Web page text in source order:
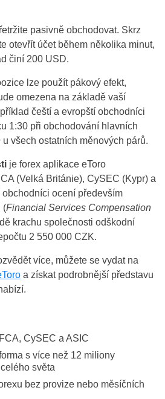
pasivně obchodovat. Skrz
otevřít účet během několika minut,
činí 200 USD.
lze použít pákový efekt,
omezena na základě vaší
čeští a evropští obchodníci
1:30 při obchodování hlavních
všech ostatních měnových párů.
je forex aplikace eToro
(Velká Británie), CySEC (Kypr) a
ocení především
(Financial Services Compensation
krachu společnosti odškodní
2 550 000 CZK.
více, můžete se vydat na
a získat podrobnější představu
CySEC a ASIC
s více než 12 miliony
světa
bez provize nebo měsíčních